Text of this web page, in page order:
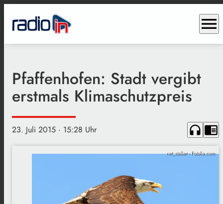
menu
Pfaffenhofen: Stadt vergibt
erstmals Klimaschutzpreis
23. Juli 2015 · 15:28 Uhr headphones chrome_reader_mode
net_stalker - Fotolia.com